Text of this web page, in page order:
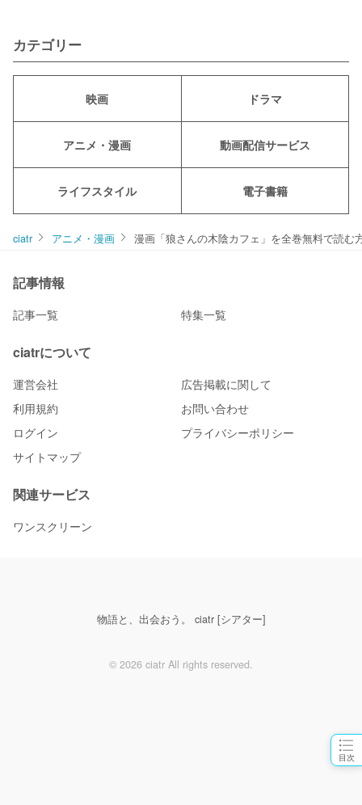
目次
カテゴリー
映画 ドラマ
アニメ・漫画 動画配信サービス
ライフスタイル 電子書籍
ciatr アニメ・漫画 漫画「狼さんの木陰カフェ」を全巻無料で読む
記事情報
記事一覧 特集一覧
ciatrについて
運営会社
広告掲載に関して
利用規約
お問い合わせ
ログイン
プライバシーポリシー
サイトマップ
関連サービス
ワンスクリーン
物語と、出会おう。 ciatr [シアター]
© 2026 ciatr All rights reserved.